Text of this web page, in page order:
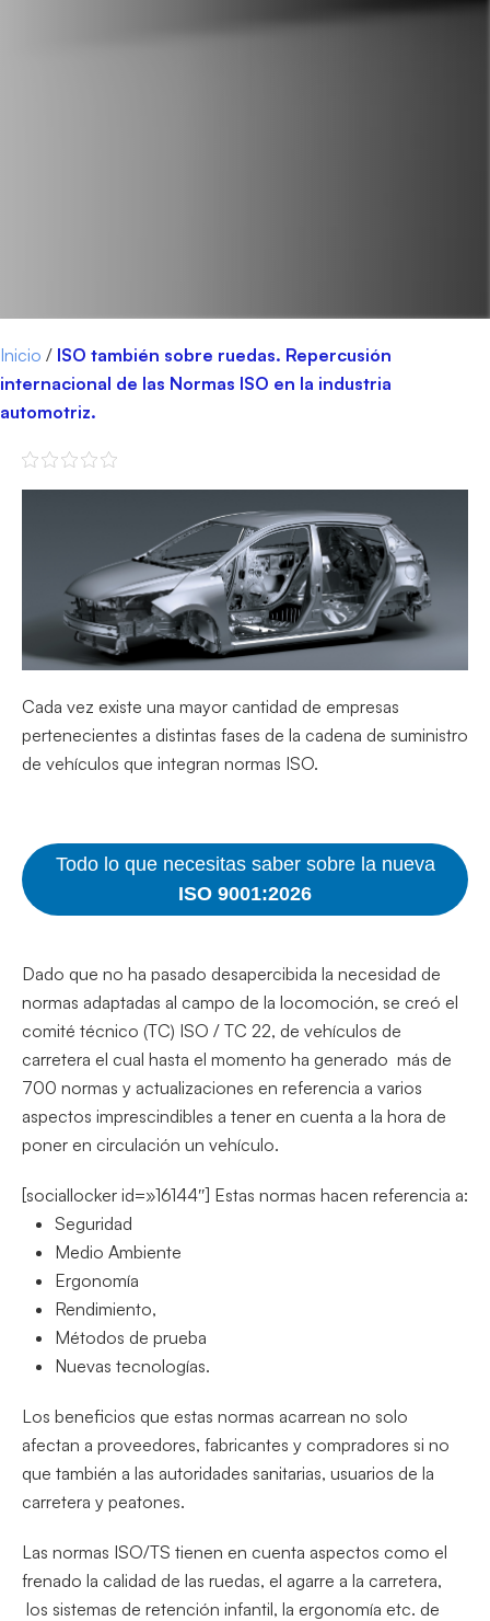
Inicio / ISO también sobre ruedas. Repercusión
internacional de las Normas ISO en la industria
automotriz.
Cada vez existe una mayor cantidad de empresas
pertenecientes a distintas fases de la cadena de suministro
de vehículos que integran normas ISO.
Todo lo que necesitas saber sobre la nueva
ISO 9001:2026
Dado que no ha pasado desapercibida la necesidad de
normas adaptadas al campo de la locomoción, se creó el
comité técnico (TC) ISO / TC 22, de vehículos de
carretera el cual hasta el momento ha generado más de
700 normas y actualizaciones en referencia a varios
aspectos imprescindibles a tener en cuenta a la hora de
poner en circulación un vehículo.
[sociallocker id=»16144″] Estas normas hacen referencia a:
Seguridad
Medio Ambiente
Ergonomía
Rendimiento,
Métodos de prueba
Nuevas tecnologías.
Los beneficios que estas normas acarrean no solo
afectan a proveedores, fabricantes y compradores si no
que también a las autoridades sanitarias, usuarios de la
carretera y peatones.
Las normas ISO/TS tienen en cuenta aspectos como el
frenado la calidad de las ruedas, el agarre a la carretera,
los sistemas de retención infantil, la ergonomía etc. de